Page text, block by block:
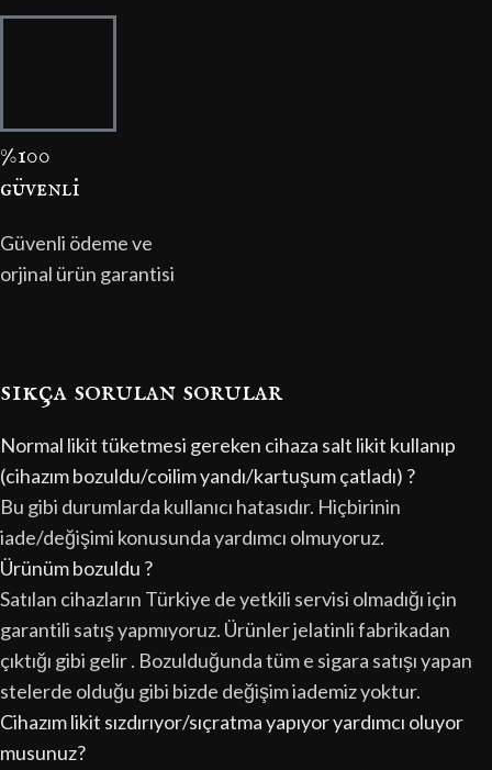
%100
güvenli̇
Güvenli ödeme ve
orjinal ürün garantisi
sıkça sorulan sorular
Normal likit tüketmesi gereken cihaza salt likit kullanıp
(cihazım bozuldu/coilim yandı/kartuşum çatladı) ?
Bu gibi durumlarda kullanıcı hatasıdır. Hiçbirinin
iade/değişimi konusunda yardımcı olmuyoruz.
Ürünüm bozuldu ?
Satılan cihazların Türkiye de yetkili servisi olmadığı için
garantili satış yapmıyoruz. Ürünler jelatinli fabrikadan
çıktığı gibi gelir . Bozulduğunda tüm e sigara satışı yapan
stelerde olduğu gibi bizde değişim iademiz yoktur.
Cihazım likit sızdırıyor/sıçratma yapıyor yardımcı oluyor
musunuz?